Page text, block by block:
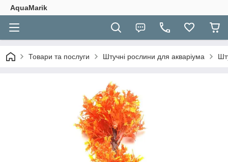
AquaMarik
Товари та послуги Штучні рослини для акваріума